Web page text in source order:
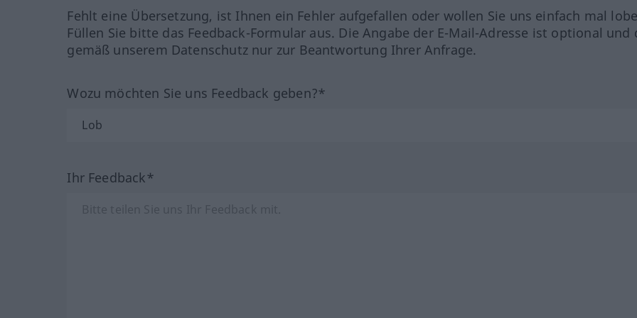
Fehlt eine Übersetzung, ist Ihnen ein Fehler aufgefallen oder wollen Sie uns einfach mal
Füllen Sie bitte das Feedback-Formular aus. Die Angabe der E-Mail-Adresse ist optional und
gemäß unserem Datenschutz nur zur Beantwortung Ihrer Anfrage.
Wozu möchten Sie uns Feedback geben?*
Ihr Feedback*